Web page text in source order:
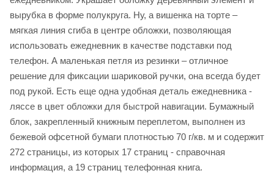
вырубка в форме полукруга. Ну, а вишенка на торте –
мягкая линия сгиба в центре обложки, позволяющая
использовать ежедневник в качестве подставки под
телефон. А маленькая петля из резинки – отличное
решение для фиксации шариковой ручки, она всегда будет
под рукой. Есть еще одна удобная деталь ежедневника -
ляссе в цвет обложки для быстрой навигации. Бумажный
блок, закрепленный книжным переплетом, выполнен из
бежевой офсетной бумаги плотностью 70 г/кв. м и содержит
272 страницы, из которых 17 страниц - справочная
информация, а 19 страниц телефонная книга.